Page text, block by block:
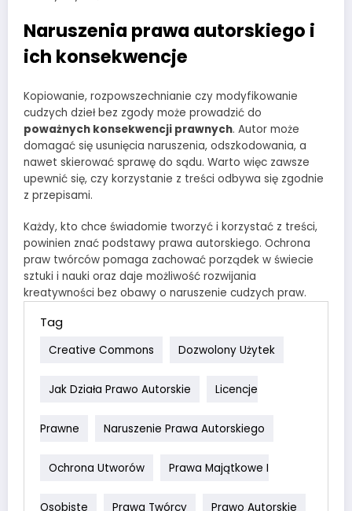
Naruszenia prawa autorskiego i
ich konsekwencje
Kopiowanie, rozpowszechnianie czy modyfikowanie
cudzych dzieł bez zgody może prowadzić do
poważnych konsekwencji prawnych. Autor może
domagać się usunięcia naruszenia, odszkodowania, a
nawet skierować sprawę do sądu. Warto więc zawsze
upewnić się, czy korzystanie z treści odbywa się zgodnie
z przepisami.
Każdy, kto chce świadomie tworzyć i korzystać z treści,
powinien znać podstawy prawa autorskiego. Ochrona
praw twórców pomaga zachować porządek w świecie
sztuki i nauki oraz daje możliwość rozwijania
kreatywności bez obawy o naruszenie cudzych praw.
Tag
Creative Commons Dozwolony Użytek
Jak Działa Prawo Autorskie Licencje
Prawne Naruszenie Prawa Autorskiego
Ochrona Utworów Prawa Majątkowe I
Osobiste Prawa Twórcy Prawo Autorskie